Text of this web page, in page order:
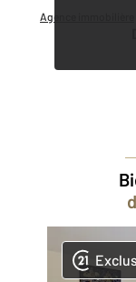
Agence immobilière